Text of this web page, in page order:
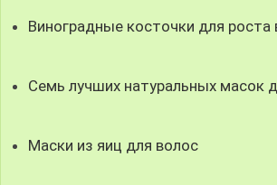
Виноградные косточки для роста
Семь лучших натуральных масок
Маски из яиц для волос